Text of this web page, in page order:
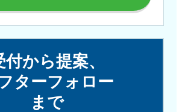
付から提案、
ターフォロー
まで